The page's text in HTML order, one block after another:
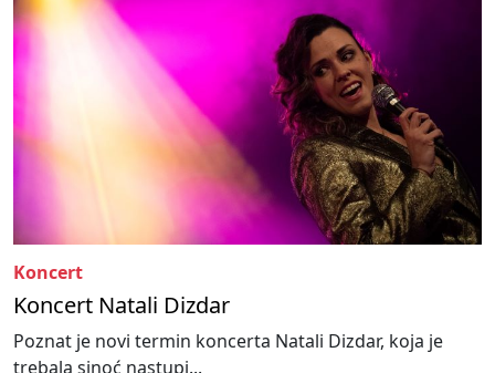
Koncert
Koncert Natali Dizdar
Poznat je novi termin koncerta Natali Dizdar, koja je
trebala sinoć nastupi...